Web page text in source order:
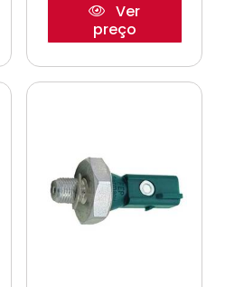
Ver
preço